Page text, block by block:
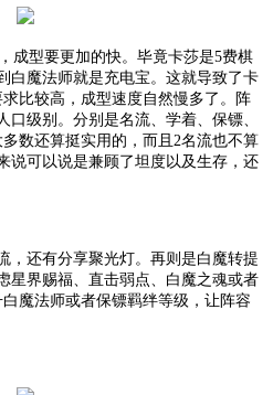
成型要更加的快。毕竟卡莎是5费棋
白魔法师就是充电宝。这就导致了卡
比较高，成型速度自然慢多了。阵
级别。分别是名流、学着、保镖、
数还算挺实用的，而且2名流也不算
说可以说是兼顾了坦度以及生存，还
，还有分享聚光灯。再则是白魔转提
星界赐福、直击弱点、白魔之魂或者
魔法师或者保镖羁绊等级，让阵容